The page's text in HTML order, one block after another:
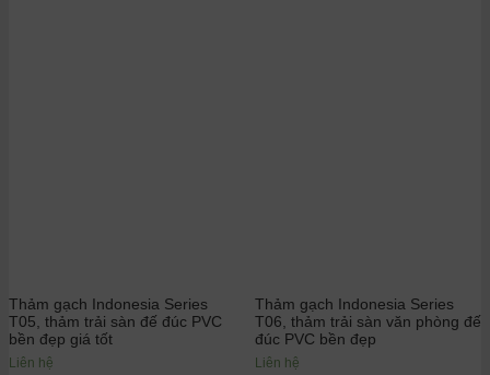
Thảm gạch Indonesia Series
T05, thảm trải sàn đế đúc PVC
bền đẹp giá tốt
Liên hệ
Thảm gạch Indonesia Series
T06, thảm trải sàn văn phòng đế
đúc PVC bền đẹp
Liên hệ